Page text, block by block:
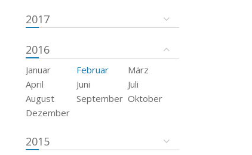
2017
2016
Januar Februar
März
April
Juni
Juli
August
September Oktober
Dezember
2015